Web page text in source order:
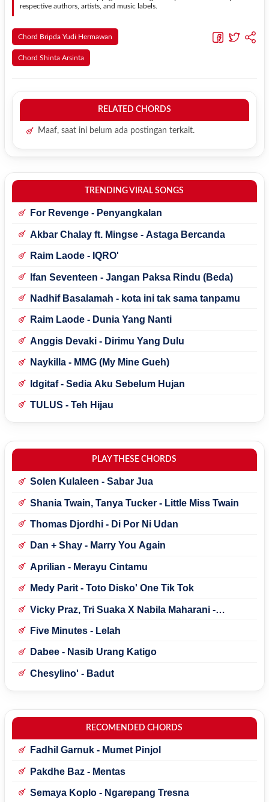
respective authors, artists, and music labels.
Chord Bripda Yudi Hermawan
Chord Shinta Arsinta
RELATED CHORDS
Maaf, saat ini belum ada postingan terkait.
TRENDING VIRAL SONGS
For Revenge - Penyangkalan
Akbar Chalay ft. Mingse - Astaga Bercanda
Raim Laode - IQRO'
Ifan Seventeen - Jangan Paksa Rindu (Beda)
Nadhif Basalamah - kota ini tak sama tanpamu
Raim Laode - Dunia Yang Nanti
Anggis Devaki - Dirimu Yang Dulu
Naykilla - MMG (My Mine Gueh)
Idgitaf - Sedia Aku Sebelum Hujan
TULUS - Teh Hijau
PLAY THESE CHORDS
Solen Kulaleen - Sabar Jua
Shania Twain, Tanya Tucker - Little Miss Twain
Thomas Djordhi - Di Por Ni Udan
Dan + Shay - Marry You Again
Aprilian - Merayu Cintamu
Medy Parit - Toto Disko' One Tik Tok
Vicky Praz, Tri Suaka X Nabila Maharani -
Five Minutes - Lelah
Dabee - Nasib Urang Katigo
Chesylino' - Badut
RECOMENDED CHORDS
Fadhil Garnuk - Mumet Pinjol
Pakdhe Baz - Mentas
Semaya Koplo - Ngarepang Tresna